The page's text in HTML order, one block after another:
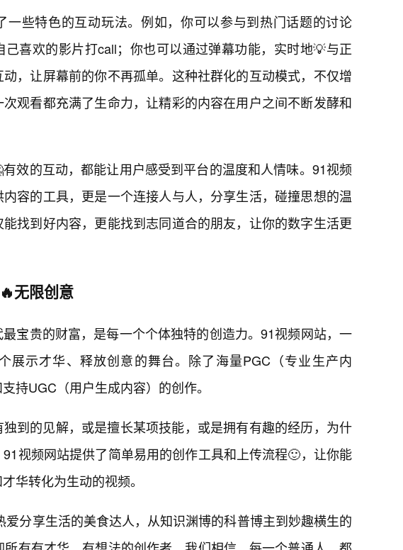
一些特色的互动玩法。例如，你可以参与到热门话题的讨论
喜欢的影片打call；你也可以通过弹幕功能，实时地💡与正
，让屏幕前的你不再孤单。这种社群化的互动模式，不仅增
观看都充满了生命力，让精彩的内容在用户之间不断发酵和
效的互动，都能让用户感受到平台的温度和人情味。91视频
容的工具，更是一个连接人与人，分享生活，碰撞思想的温
找到好内容，更能找到志同道合的朋友，让你的数字生活更
无限创意
宝贵的财富，是每一个个体独特的创造力。91视频网站，一
展示才华、释放创意的舞台。除了海量PGC（专业生产内
持UGC（用户生成内容）的创作。
到的见解，或是擅长某项技能，或是拥有有趣的经历，为什
视频网站提供了简单易用的创作工具和上传流程🙂，让你能
华转化为生动的视频。
爱分享生活的美食达人，从知识渊博的科普博主到妙趣横生的